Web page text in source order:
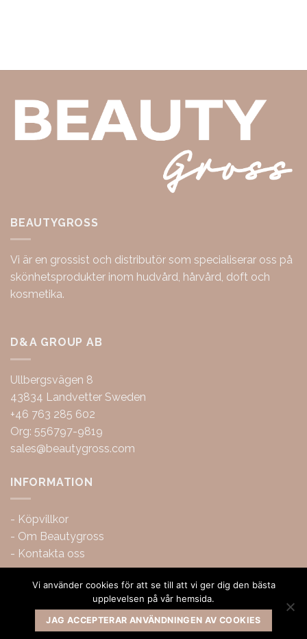
BEAUTYGROSS
Vi är en grossist och distributör som specialiserar oss på
skönhetsprodukter inom hudvård, hårvård, doft och
kosmetika.
D&A GROUP AB
Ullbergsvägen 8
43834 Landvetter Sweden
+46 763 285 602
Org: 556797-9819
sales@beautygross.com
INFORMATION
- Köpvillkor
- Om Beautygross
- Kontakta oss
Copyright 2026 ©BeautyGross
Vi använder cookies för att se till att vi ger dig den bästa
upplevelsen på vår hemsida.
JAG ACCEPTERAR ANVÄNDNINGEN AV COOKIES